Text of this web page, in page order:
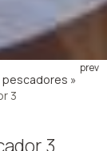
pescadores »
3
3
prev